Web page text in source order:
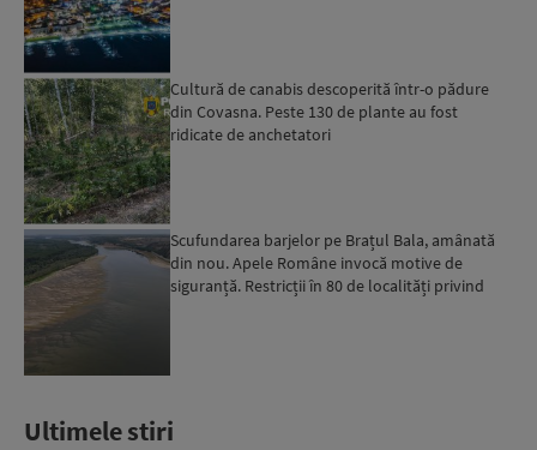
Cultură de canabis descoperită într-o pădure
din Covasna. Peste 130 de plante au fost
ridicate de anchetatori
Scufundarea barjelor pe Brațul Bala, amânată
din nou. Apele Române invocă motive de
siguranță. Restricții în 80 de localități privind
Ultimele stiri